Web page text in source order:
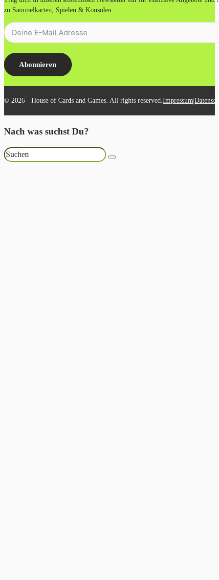
zu Sammelkarten, Spielen & Konsolen.
Abonnieren
© 2026 - House of Cards and Games. All rights reserved.Impressum|
Nach was suchst Du?
Suchen